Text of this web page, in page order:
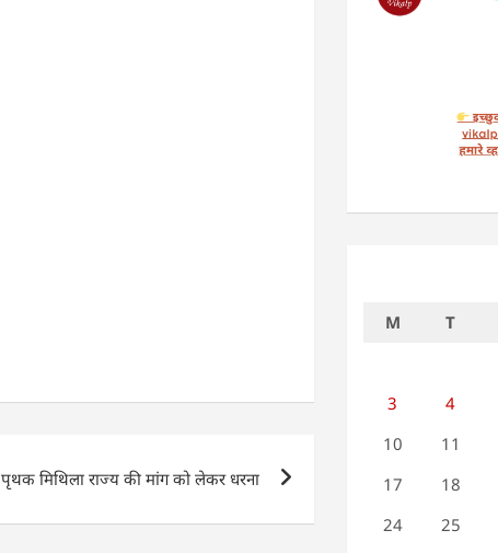
पृथक मिथिला राज्य की मांग को लेकर धरना
M
T
3
4
10
11
17
18
24
25